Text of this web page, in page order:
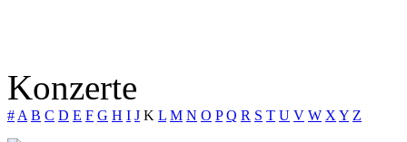
Konzerte
# A B C D E F G H I J K L M N O P Q R S T U V W X Y Z